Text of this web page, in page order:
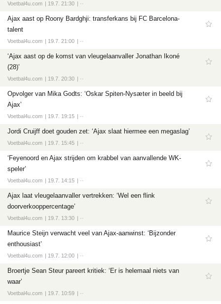
Voetbal4u.com 19.7. 21:30 ··
Ajax aast op Roony Bardghji: transferkans bij FC Barcelona-
talent
Voetbal4u.com 19.7. 21:00 ··
‘Ajax aast op de komst van vleugelaanvaller Jonathan Ikoné
(28)’
Voetbal4u.com 19.7. 20:30 ··
Opvolger van Mika Godts: ‘Oskar Spiten-Nysæter in beeld bij
Ajax’
Voetbal4u.com 19.7. 19:15 ··
Jordi Cruijff doet gouden zet: ‘Ajax slaat hiermee een megaslag’
Voetbal4u.com 19.7. 15:45 ··
‘Feyenoord en Ajax strijden om krabbel van aanvallende WK-
speler’
Voetbal4u.com 19.7. 14:15 ··
Ajax laat vleugelaanvaller vertrekken: ‘Wel een flink
doorverkooppercentage’
Voetbal4u.com 19.7. 13:30 ··
Maurice Steijn verwacht veel van Ajax-aanwinst: ‘Bijzonder
enthousiast’
Voetbal4u.com 19.7. 12:00 ··
Broertje Sean Steur pareert kritiek: ‘Er is helemaal niets van
waar’
Voetbal4u.com 19.7. 10:59 ··